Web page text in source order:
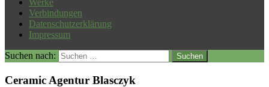
Verbindungen
Datenschutzerklärung
Impressum
Suchen nach:
Ceramic Agentur Blasczyk